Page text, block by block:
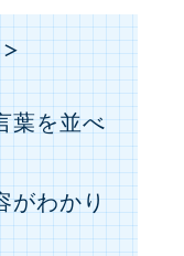
＞
葉を並べ
がわかり